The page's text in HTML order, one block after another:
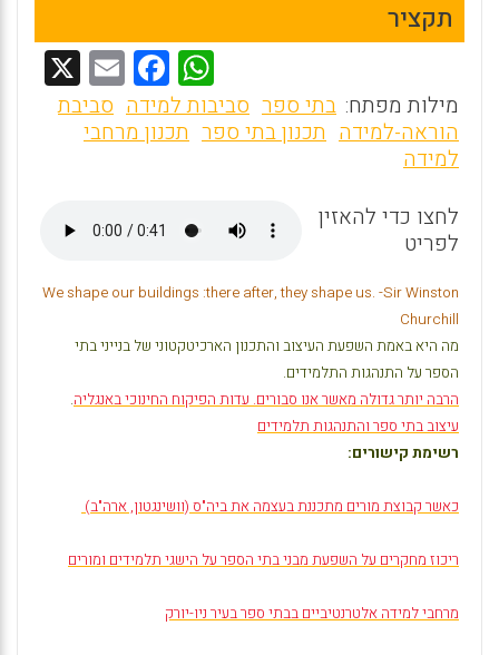
תקציר
W
h
at
A
p
p
F
a
ce
o
o
k
E
m
ai
מילות מפתח: בתי ספר סביבות למידה סביבת
הוראה-למידה תכנון בתי ספר תכנון מרחבי
למידה
לחצו כדי להאזין
לפריט
We shape our buildings :there after, they shape us. -Sir Winston
Churchill
מה היא באמת השפעת העיצוב והתכנון הארכיטקטוני של בנייני בתי
הספר על התנהגות התלמידים.
הרבה יותר גדולה מאשר אנו סבורים. עדות הפיקוח החינוכי באנגליה.
עיצוב בתי ספר והתנהגות תלמידים
רשימת קישורים:
כאשר קבוצת מורים מתכננת בעצמה את ביה"ס (וושינגטון, ארה"ב)
ריכוז מחקרים על השפעת מבני בתי הספר על הישגי תלמידים ומורים
מרחבי למידה אלטרנטיביים בבתי ספר בעיר ניו-יורק